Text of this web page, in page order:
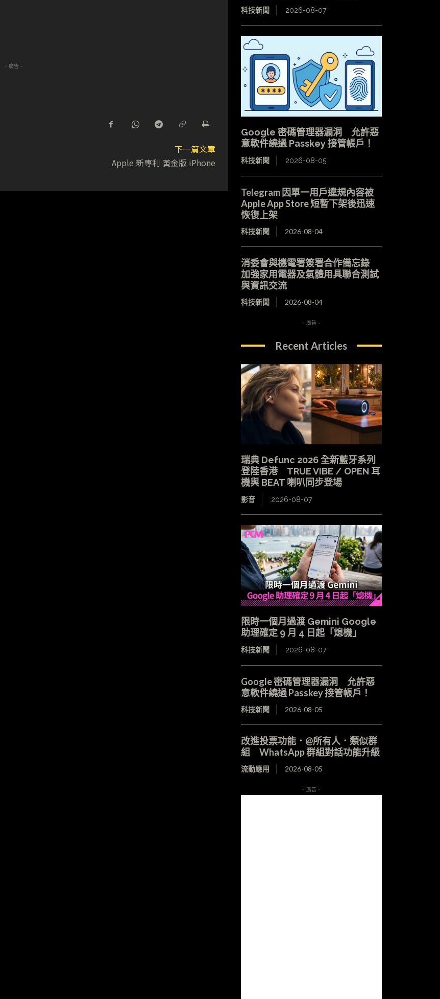
- 廣告 -
下一篇文章
Apple 新專利 黃金版 iPhone
科技新聞 2026-08-07
Google 密碼管理器漏洞 允許惡
意軟件繞過 Passkey 接管帳戶！
科技新聞 2026-08-05
Telegram 因單一用戶違規內容被
Apple App Store 短暫下架後迅速
恢復上架
科技新聞 2026-08-04
消委會與機電署簽署合作備忘錄
加強家用電器及氣體用具聯合測試
與資訊交流
科技新聞 2026-08-04
- 廣告 -
Recent Articles
瑞典 Defunc 2026 全新藍牙系列
登陸香港 TRUE VIBE / OPEN 耳
機與 BEAT 喇叭同步登場
影音 2026-08-07
限時一個月過渡 Gemini Google
助理確定 9 月 4 日起「熄機」
科技新聞 2026-08-07
Google 密碼管理器漏洞 允許惡
意軟件繞過 Passkey 接管帳戶！
科技新聞 2026-08-05
改進投票功能．@所有人．類似群
組 WhatsApp 群組對話功能升級
流動應用 2026-08-05
- 廣告 -